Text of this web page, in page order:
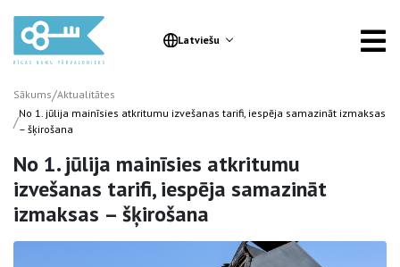
Latviešu
Sākums/Aktualitātes
/No 1. jūlija mainīsies atkritumu izvešanas tarifi, iespēja samazināt izmaksas
– šķirošana
No 1. jūlija mainīsies atkritumu
izvešanas tarifi, iespēja samazināt
izmaksas – šķirošana